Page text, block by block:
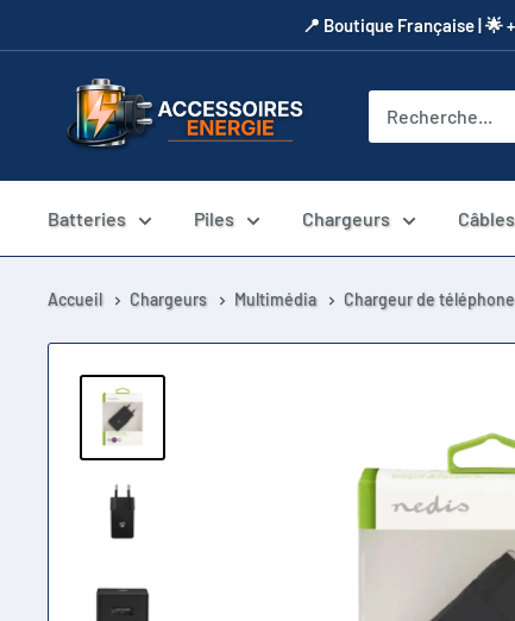
au
​📍​ Boutique Française | 🌟
Accessoires
Energie
Batteries Piles Chargeurs Câbles
Accueil Chargeurs Multimédia Chargeur de téléphone